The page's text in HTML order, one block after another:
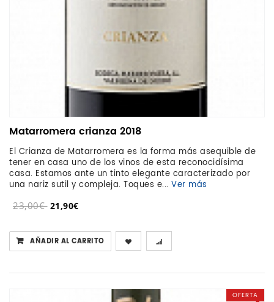
Matarromera crianza 2018
El Crianza de Matarromera es la forma más asequible de
tener en casa uno de los vinos de esta reconocidísima
casa. Estamos ante un tinto elegante caracterizado por
una nariz sutil y compleja. Toques e... Ver más
23,00€ 21,90€
AÑADIR AL CARRITO
OFERTA